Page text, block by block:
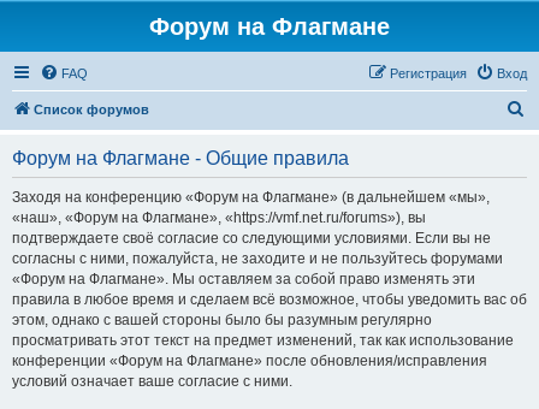
Форум на Флагмане
FAQ Вход
Регистрация
Список форумов
Форум на Флагмане - Общие правила
Заходя на конференцию «Форум на Флагмане» (в дальнейшем «мы»,
«наш», «Форум на Флагмане», «https://vmf.net.ru/forums»), вы
подтверждаете своё согласие со следующими условиями. Если вы не
согласны с ними, пожалуйста, не заходите и не пользуйтесь форумами
«Форум на Флагмане». Мы оставляем за собой право изменять эти
правила в любое время и сделаем всё возможное, чтобы уведомить вас об
этом, однако с вашей стороны было бы разумным регулярно
просматривать этот текст на предмет изменений, так как использование
конференции «Форум на Флагмане» после обновления/исправления
условий означает ваше согласие с ними.